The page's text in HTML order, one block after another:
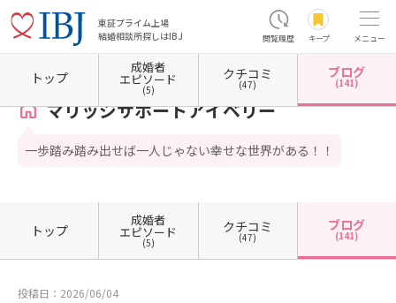
東証プライム上場
結婚相談所探しはIBJ
閲覧履歴 キープ メニュー
ホーム 福岡県の結婚相談所 福岡県北九州市 福岡県北九州市小倉北区 マリッジサポ
マリッジサポートアイベリー
一歩踏み踏み出せば一人じゃない幸せな世界がある！！
トップ
成婚者
エピソード
(5)
クチコミ
(47)
ブログ
(141)
トップ
成婚者
エピソード
(5)
クチコミ
(47)
ブログ
(141)
投稿日：2026/06/04